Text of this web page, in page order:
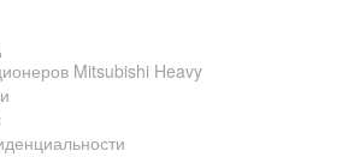
Mitsubishi Heavy